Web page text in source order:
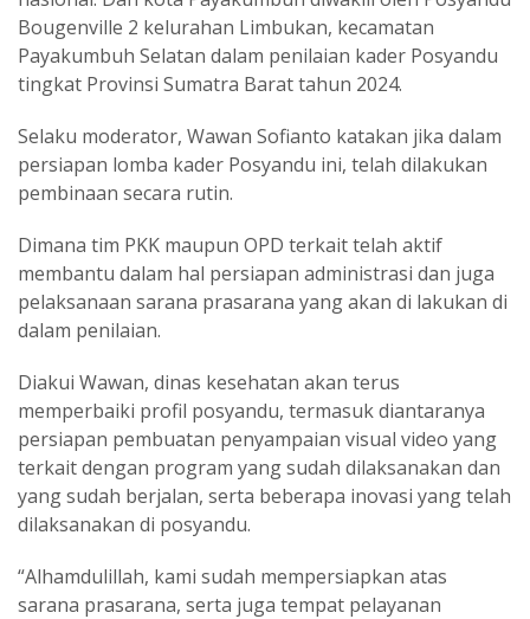
Bougenville 2 kelurahan Limbukan, kecamatan
Payakumbuh Selatan dalam penilaian kader Posyandu
tingkat Provinsi Sumatra Barat tahun 2024.
Selaku moderator, Wawan Sofianto katakan jika dalam
persiapan lomba kader Posyandu ini, telah dilakukan
pembinaan secara rutin.
Dimana tim PKK maupun OPD terkait telah aktif
membantu dalam hal persiapan administrasi dan juga
pelaksanaan sarana prasarana yang akan di lakukan di
dalam penilaian.
Diakui Wawan, dinas kesehatan akan terus
memperbaiki profil posyandu, termasuk diantaranya
persiapan pembuatan penyampaian visual video yang
terkait dengan program yang sudah dilaksanakan dan
yang sudah berjalan, serta beberapa inovasi yang telah
dilaksanakan di posyandu.
“Alhamdulillah, kami sudah mempersiapkan atas
sarana prasarana, serta juga tempat pelayanan